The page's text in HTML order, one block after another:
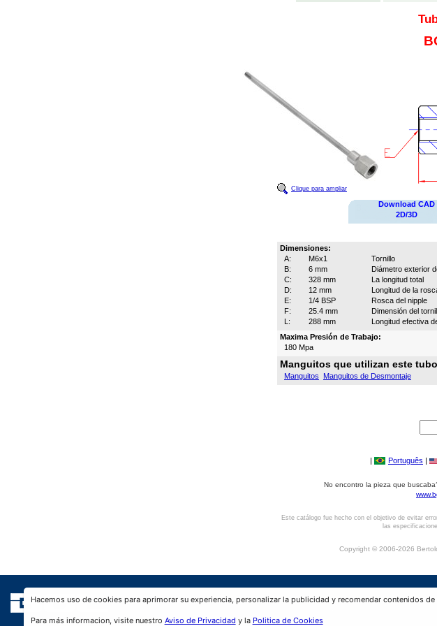
Clique para ampliar
Download CAD
2D/3D
Dimensiones:
A:
M6x1
Tornillo
B:
6 mm
Diámetro exterior
C:
328 mm
La longitud total
D:
12 mm
Longitud de la
E:
1/4 BSP
Rosca del nipple
F:
25.4 mm
Dimensión del
L:
288 mm
Longitud efectiva
Maxima Presión de Trabajo:
180 Mpa
Manguitos que utilizan este
Manguitos Manguitos de Desmontaje
| Português |
No encontro la pieza que
Este catálogo fue hecho con el objetivo de evitar
las
Copyright © 2006-2026
Hacemos uso de cookies para aprimorar su experiencia, personalizar la publicidad y recomendar contenidos
Para más informacion, visite nuestro Aviso de Privacidad y la Politica de Cookies
BGL - Bertoloto & Grotta Ltda. |